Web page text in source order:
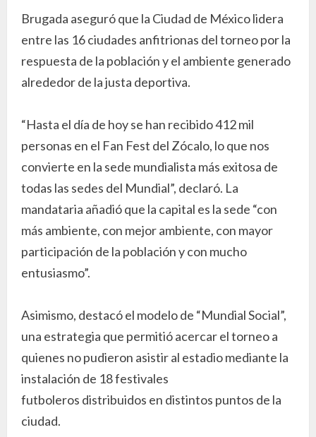
Brugada aseguró que la Ciudad de México lidera
entre las 16 ciudades anfitrionas del torneo por la
respuesta de la población y el ambiente generado
alrededor de la justa deportiva.
“Hasta el día de hoy se han recibido 412 mil
personas en el Fan Fest del Zócalo, lo que nos
convierte en la sede mundialista más exitosa de
todas las sedes del Mundial”, declaró. La
mandataria añadió que la capital es la sede “con
más ambiente, con mejor ambiente, con mayor
participación de la población y con mucho
entusiasmo”.
Asimismo, destacó el modelo de “Mundial Social”,
una estrategia que permitió acercar el torneo a
quienes no pudieron asistir al estadio mediante la
instalación de 18 festivales
futboleros distribuidos en distintos puntos de la
ciudad.